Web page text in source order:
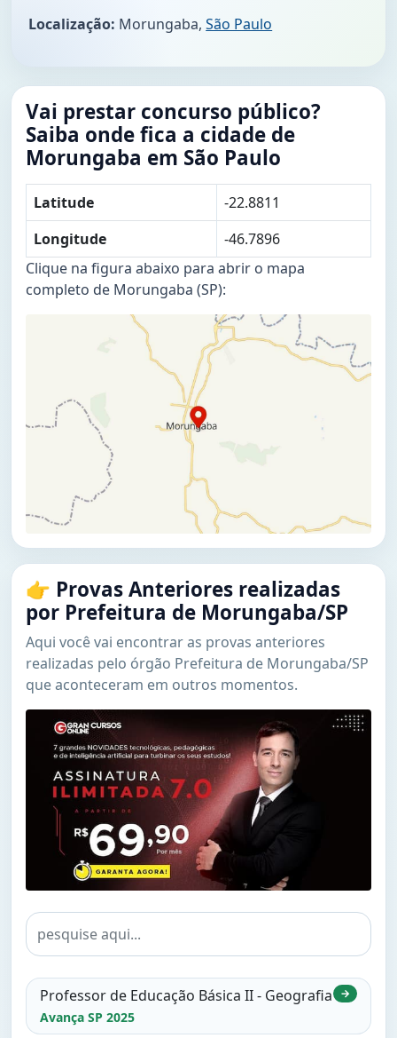
Localização: Morungaba,São Paulo
Vai prestar concurso público?
Saiba onde fica a cidade de
Morungaba em São Paulo
Latitude
-22.8811
Longitude
-46.7896
Clique na figura abaixo para abrir o mapa
completo de Morungaba (SP):
👉 Provas Anteriores realizadas
por Prefeitura de Morungaba/SP
Aqui você vai encontrar as provas anteriores
realizadas pelo órgão Prefeitura de Morungaba/SP
que aconteceram em outros momentos.
Professor de Educação Básica II - Geografia
Avança SP 2025
→